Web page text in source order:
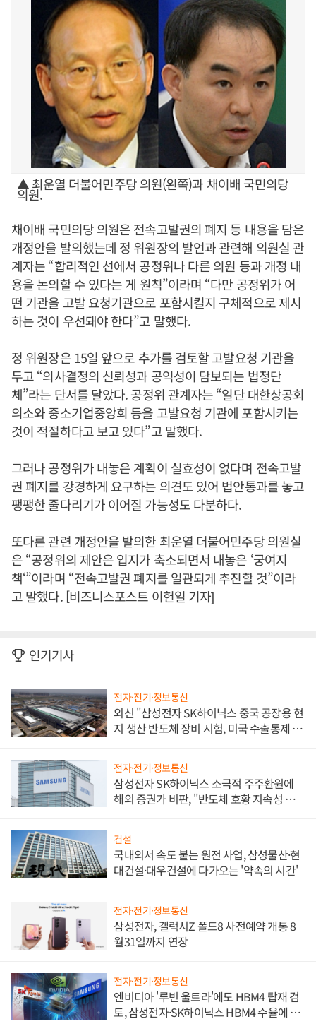
▲ 최운열 더불어민주당 의원(왼쪽)과 채이배 국민의당
의원.
채이배 국민의당 의원은 전속고발권의 폐지 등 내용을 담은
개정안을 발의했는데 정 위원장의 발언과 관련해 의원실 관
계자는 “합리적인 선에서 공정위나 다른 의원 등과 개정 내
용을 논의할 수 있다는 게 원칙”이라며 “다만 공정위가 어
떤 기관을 고발 요청기관으로 포함시킬지 구체적으로 제시
하는 것이 우선돼야 한다”고 말했다.
정 위원장은 15일 앞으로 추가를 검토할 고발요청 기관을
두고 “의사결정의 신뢰성과 공익성이 담보되는 법정단
체”라는 단서를 달았다. 공정위 관계자는 “일단 대한상공회
의소와 중소기업중앙회 등을 고발요청 기관에 포함시키는
것이 적절하다고 보고 있다”고 말했다.
그러나 공정위가 내놓은 계획이 실효성이 없다며 전속고발
권 폐지를 강경하게 요구하는 의견도 있어 법안통과를 놓고
팽팽한 줄다리기가 이어질 가능성도 다분하다.
또다른 관련 개정안을 발의한 최운열 더불어민주당 의원실
은 “공정위의 제안은 입지가 축소되면서 내놓은 ‘궁여지
책‘”이라며 “전속고발권 폐지를 일관되게 추진할 것”이라
고 말했다. [비즈니스포스트 이헌일 기자]
인기기사
전자·전기·정보통신
외신 "삼성전자 SK하이닉스 중국 공장용 현
지 생산 반도체 장비 시험, 미국 수출통제 대
전자·전기·정보통신
삼성전자 SK하이닉스 소극적 주주환원에
해외 증권가 비판, "반도체 호황 지속성 의
건설
국내외서 속도 붙는 원전 사업, 삼성물산·현
대건설·대우건설에 다가오는 '약속의 시간'
전자·전기·정보통신
삼성전자, 갤럭시Z 폴드8 사전예약 개통 8
월31일까지 연장
전자·전기·정보통신
엔비디아 '루빈 울트라'에도 HBM4 탑재 검
토, 삼성전자·SK하이닉스 HBM4 수율에 주